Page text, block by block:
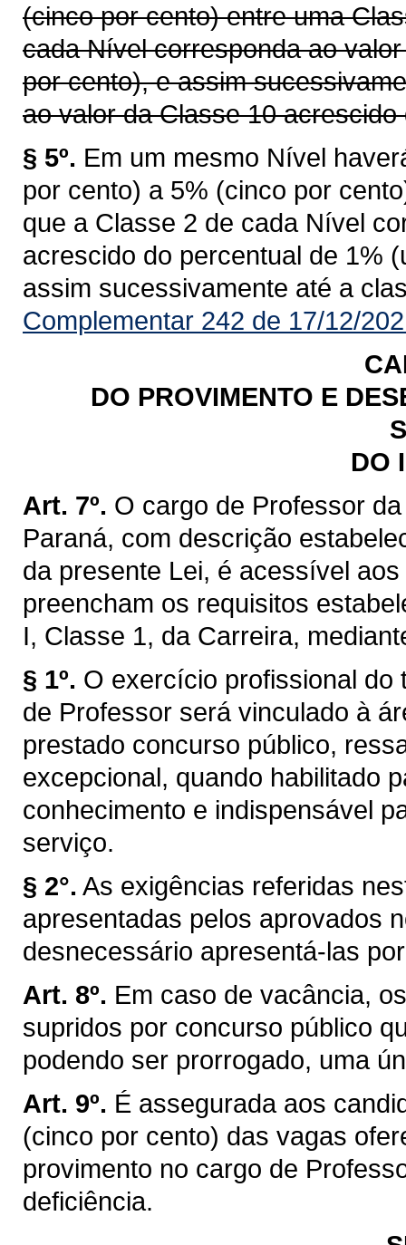
(cinco por cento) entre uma
cada Nível corresponda ao
por cento), e assim
ao valor da Classe 10
§ 5º. Em um mesmo Nível
por cento) a 5% (cinco por
que a Classe 2 de cada Nível
acrescido do percentual de 1%
assim sucessivamente até a
Complementar 242 de 17/12/
DO PROVIMENTO E
DO
Art. 7º. O cargo de Professor
Paraná, com descrição
da presente Lei, é acessível
preencham os requisitos
I, Classe 1, da Carreira,
§ 1º. O exercício profissional do
de Professor será vinculado à
prestado concurso público,
excepcional, quando habilitado
conhecimento e indispensável
serviço.
§ 2°. As exigências referidas
apresentadas pelos aprovados
desnecessário apresentá-las
Art. 8º. Em caso de vacância,
supridos por concurso público
podendo ser prorrogado, uma
Art. 9º. É assegurada aos
(cinco por cento) das vagas
provimento no cargo de
deficiência.